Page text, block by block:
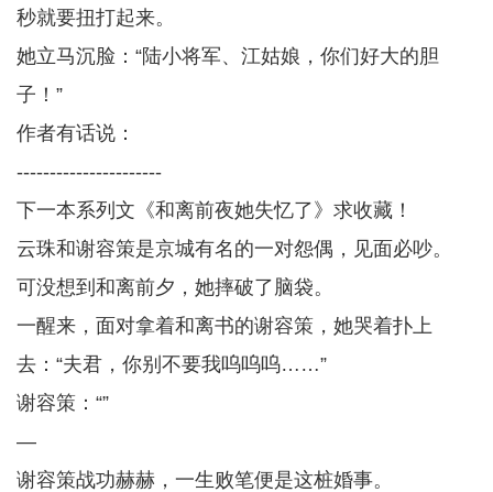
秒就要扭打起来。
她立马沉脸：“陆小将军、江姑娘，你们好大的胆
子！”
作者有话说：
----------------------
下一本系列文《和离前夜她失忆了》求收藏！
云珠和谢容策是京城有名的一对怨偶，见面必吵。
可没想到和离前夕，她摔破了脑袋。
一醒来，面对拿着和离书的谢容策，她哭着扑上
去：“夫君，你别不要我呜呜呜……”
谢容策：“”
—
谢容策战功赫赫，一生败笔便是这桩婚事。